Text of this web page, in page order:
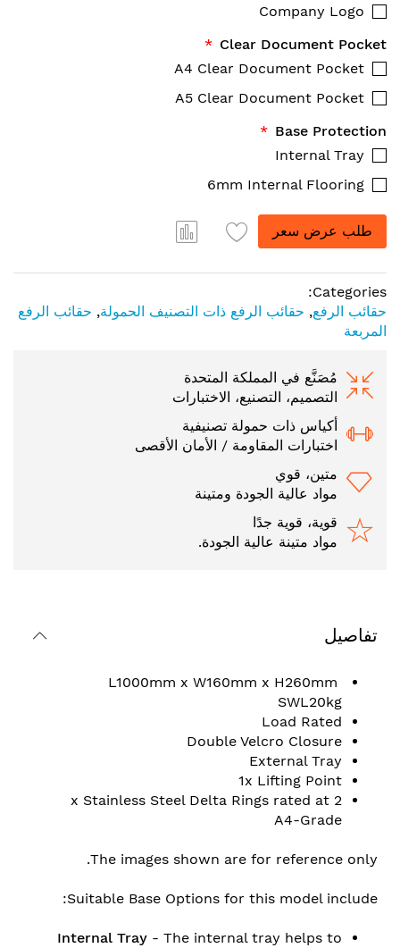
Company Logo
Clear Document Pocket
A4 Clear Document Pocket
A5 Clear Document Pocket
Base Protection
Internal Tray
6mm Internal Flooring
طلب عرض سعر
Categories:
حقائب الرفع, حقائب الرفع ذات التصنيف الحمولة, حقائب الرفع
المربعة
مُصَنَّع في المملكة المتحدة
التصميم، التصنيع، الاختبارات
أكياس ذات حمولة تصنيفية
اختبارات المقاومة / الأمان الأقصى
متين، قوي
مواد عالية الجودة ومتينة
قوية، قوية جدًا
مواد متينة عالية الجودة.
تفاصيل
L1000mm x W160mm x H260mm
SWL20kg
Load Rated
Double Velcro Closure
External Tray
1x Lifting Point
2 x Stainless Steel Delta Rings rated at
A4-Grade
The images shown are for reference only.
Suitable Base Options for this model include:
Internal Tray - The internal tray helps to